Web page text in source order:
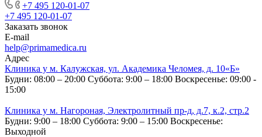
+7 495 120-01-07
+7 495 120-01-07
Заказать звонок
E-mail
help@primamedica.ru
Адрес
Клиника у м. Калужская, ул. Академика Челомея, д. 10«Б»
Будни: 08:00 – 20:00 Суббота: 9:00 – 18:00 Воскресенье: 09:00 -
15:00
Клиника у м. Нагороная, Электролитный пр-д, д.7, к.2, стр.2
Будни: 9:00 – 18:00 Суббота: 9:00 – 15:00 Воскресенье:
Выходной